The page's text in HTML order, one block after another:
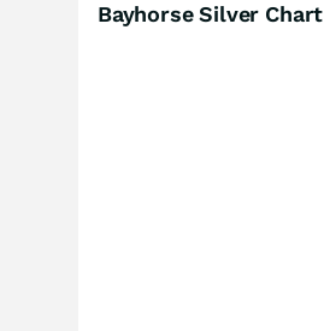
Bayhorse Silver Chart